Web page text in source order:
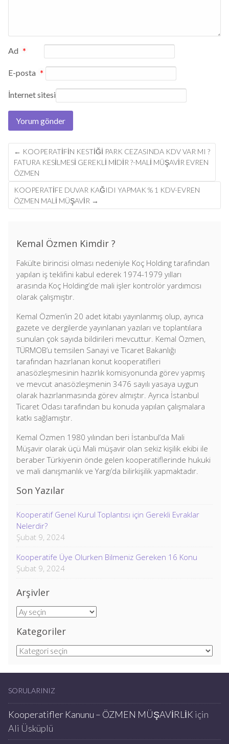
Ad *
E-posta *
İnternet sitesi
Post
navigation
← KOOPERATİFİN KESTİĞİ PARK CEZASINDA KDV VAR MI ?
FATURA KESİLMESİ GEREKLİ MİDİR ?-MALİ MÜŞAVİR EVREN
ÖZMEN
KOOPERATİFE DUVAR KAĞIDI YAPMAK % 1 KDV-EVREN
ÖZMEN MALİ MÜŞAVİR →
Kemal Özmen Kimdir ?
Fakülte birincisi olması nedeniyle Koç Holding tarafından
yapılan iş teklifini kabul ederek 1974-1979 yılları
arasında Koç Holding’de mali işler kontrolör yardımcısı
olarak çalışmıştır.
Kemal Özmen’in 20 adet kitabı yayınlanmış olup, ayrıca
gazete ve dergilerde yayınlanan yazıları ve toplantılara
sunulan çok sayıda bildirileri mevcuttur. Kemal Özmen,
TÜRMOB’u temsilen Sanayi ve Ticaret Bakanlığı
tarafından hazırlanan konut kooperatifleri
anasözleşmesinin hazırlık komisyonunda görev yapmış
ve mevcut anasözleşmenin 3476 sayılı yasaya uygun
olarak hazırlanmasında görev almıştır. Ayrıca İstanbul
Ticaret Odası tarafından bu konuda yapılan çalışmalara
katkı sağlamıştır.
Kemal Özmen 1980 yılından beri İstanbul’da Mali
Müşavir olarak üçü Mali müşavir olan sekiz kişilik ekibi ile
beraber Türkiyenin önde gelen kooperatiflerinde hukuki
ve mali danışmanlık ve Yargı’da bilirkişilik yapmaktadır.
Son Yazılar
Kooperatif Genel Kurul Toplantısı için Gerekli Evraklar
Nelerdir?
Şubat 9, 2024
Kooperatife Üye Olurken Bilmeniz Gereken 16 Konu
Şubat 9, 2024
Arşivler
Arşivler
Kategoriler
Kategoriler
SORULARINIZ
Kooperatifler Kanunu – ÖZMEN MÜŞAVİRLİK için
Ali Üsküplü